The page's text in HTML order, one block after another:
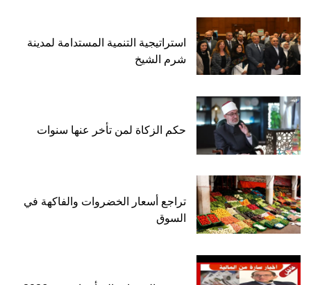
استراتيجية التنمية المستدامة لمدينة
شرم الشيخ
حكم الزكاة لمن تأخر عنها سنوات
تراجع أسعار الخضروات والفاكهة في
السوق